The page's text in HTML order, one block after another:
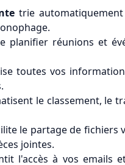
trie
planifier réunions et
toutes vos
le classement, le
le partage de fichiers
jointes.
l'accès à vos emails